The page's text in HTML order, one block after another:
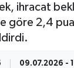
ihracat
göre 2,4
09.07.2026 -